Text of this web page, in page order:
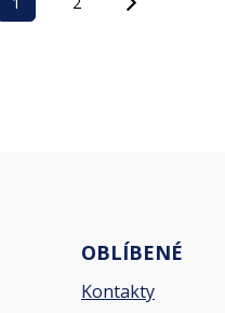
OBLÍBENÉ
Kontakty